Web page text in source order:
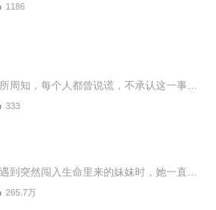
1186
333
265.7万